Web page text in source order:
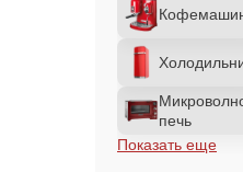
печь
Показать еще